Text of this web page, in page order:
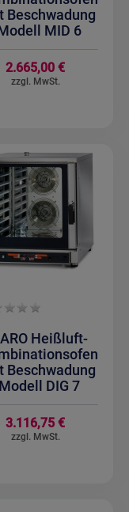
Beschwadung
MID 6
2.665,00 €
Heißluft-
Beschwadung
Modell DIG 7
3.116,75 €